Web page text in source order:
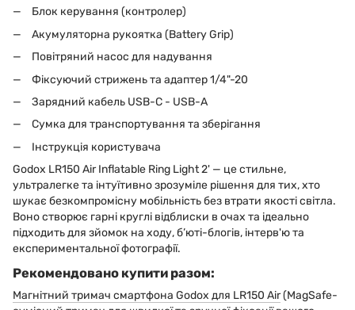
Блок керування (контролер)
Акумуляторна рукоятка (Battery Grip)
Повітряний насос для надування
Фіксуючий стрижень та адаптер 1/4"-20
Зарядний кабель USB-C - USB-A
Сумка для транспортування та зберігання
Інструкція користувача
Godox LR150 Air Inflatable Ring Light 2' — це стильне,
ультралегке та інтуїтивно зрозуміле рішення для тих, хто
шукає безкомпромісну мобільність без втрати якості світла.
Воно створює гарні круглі відблиски в очах та ідеально
підходить для зйомок на ходу, б’юті-блогів, інтерв'ю та
експериментальної фотографії.
Рекомендовано купити разом:
Магнітний тримач смартфона Godox для LR150 Air(MagSafe-